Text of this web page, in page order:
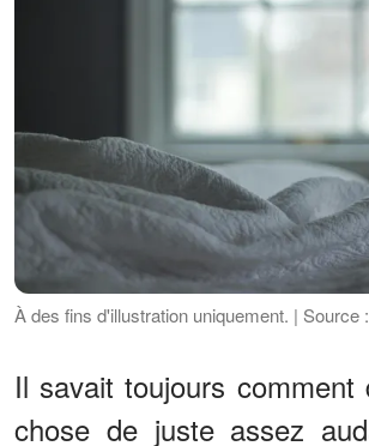
À des fins d'illustration uniquement. | Source
Il savait toujours comment
chose de juste assez